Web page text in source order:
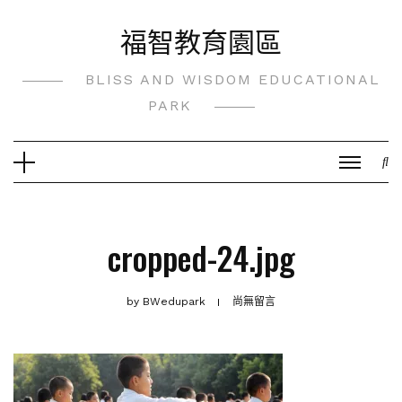
福智教育園區
BLISS AND WISDOM EDUCATIONAL
PARK
cropped-24.jpg
by BWedupark 尚無留言